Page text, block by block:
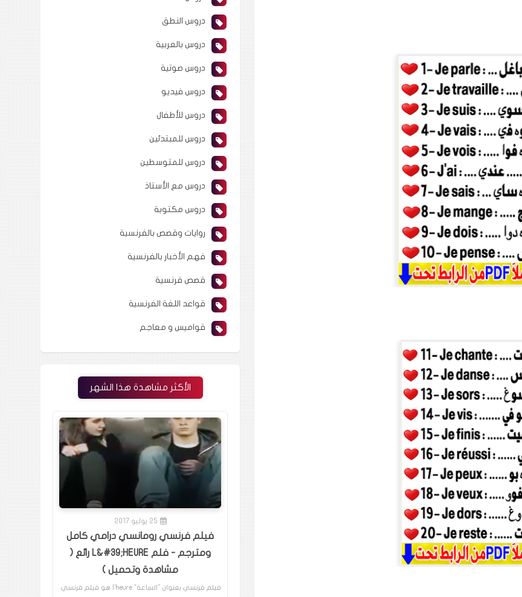
دروس النطق
دروس بالعربية
دروس صوتية
دروس فيديو
دروس للأطفال
دروس للمبتدئين
دروس للمتوسطين
دروس مع الأستاذ
دروس مكتوبة
روايات وقصص بالفرنسية
فهم الأخبار بالفرنسية
قصص فرنسية
قواعد اللغة الفرنسية
قواميس و معاجم
الأكثر مشاهدة هذا الشهر
25 يوليو 2017
فيلم فرنسي رومانسي درامي كامل
ومترجم - فلم L&#39;HEURE رائع (
مشاهدة وتحميل )
فيلم فرنسي بعنوان "الساعة" l'heure هو فيلم فرنسي